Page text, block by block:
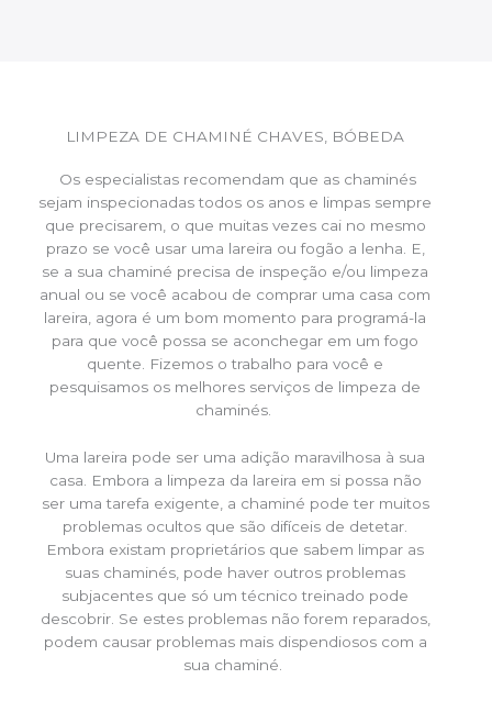
LIMPEZA DE CHAMINÉ CHAVES, BÓBEDA
Os especialistas recomendam que as chaminés
sejam inspecionadas todos os anos e limpas sempre
que precisarem, o que muitas vezes cai no mesmo
prazo se você usar uma lareira ou fogão a lenha. E,
se a sua chaminé precisa de inspeção e/ou limpeza
anual ou se você acabou de comprar uma casa com
lareira, agora é um bom momento para programá-la
para que você possa se aconchegar em um fogo
quente. Fizemos o trabalho para você e
pesquisamos os melhores serviços de limpeza de
chaminés.
Uma lareira pode ser uma adição maravilhosa à sua
casa. Embora a limpeza da lareira em si possa não
ser uma tarefa exigente, a chaminé pode ter muitos
problemas ocultos que são difíceis de detetar.
Embora existam proprietários que sabem limpar as
suas chaminés, pode haver outros problemas
subjacentes que só um técnico treinado pode
descobrir. Se estes problemas não forem reparados,
podem causar problemas mais dispendiosos com a
sua chaminé.